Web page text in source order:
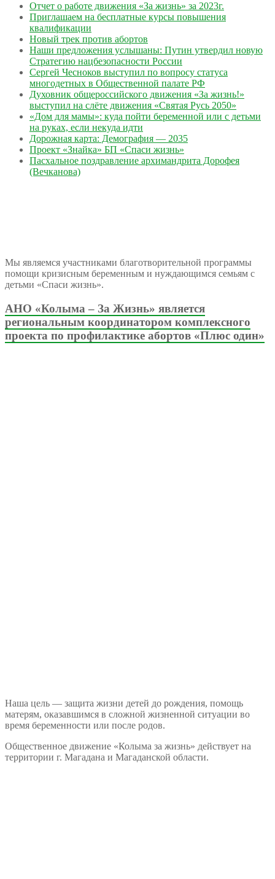
Отчет о работе движения «За жизнь» за 2023г.
Приглашаем на бесплатные курсы повышения
квалификации
Новый трек против абортов
Наши предложения услышаны: Путин утвердил новую
Стратегию нацбезопасности России
Сергей Чесноков выступил по вопросу статуса
многодетных в Общественной палате РФ
Духовник общероссийского движения «За жизнь!»
выступил на слёте движения «Святая Русь 2050»
«Дом для мамы»: куда пойти беременной или с детьми
на руках, если некуда идти
Дорожная карта: Демография — 2035
Проект «Знайка» БП «Спаси жизнь»
Пасхальное поздравление архимандрита Дорофея
(Вечканова)
Мы являемся участниками благотворительной программы
помощи кризисным беременным и нуждающимся семьям с
детьми «Спаси жизнь».
АНО «Колыма – За Жизнь» является
региональным координатором комплексного
проекта по профилактике абортов «Плюс один»
Наша цель — защита жизни детей до рождения, помощь
матерям, оказавшимся в сложной жизненной ситуации во
время беременности или после родов.
Общественное движение «Колыма за жизнь» действует на
территории г. Магадана и Магаданской области.